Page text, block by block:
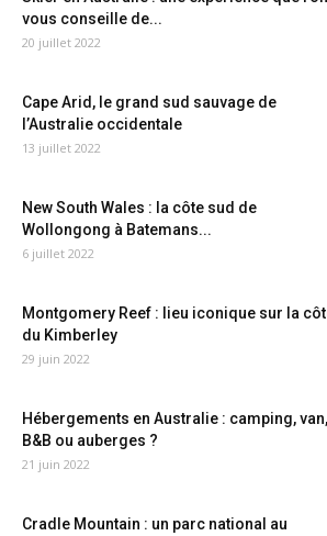
vous conseille de...
20 juillet 2022
Cape Arid, le grand sud sauvage de
l’Australie occidentale
13 juillet 2022
New South Wales : la côte sud de
Wollongong à Batemans...
6 juillet 2022
Montgomery Reef : lieu iconique sur la
du Kimberley
29 juin 2022
Hébergements en Australie : camping, van,
B&B ou auberges ?
21 juin 2022
Cradle Mountain : un parc national au